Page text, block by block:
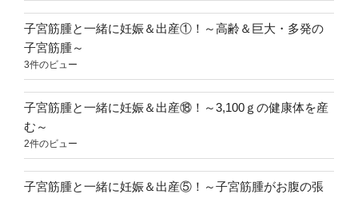
子宮筋腫と一緒に妊娠＆出産①！～高齢＆巨大・多発の
子宮筋腫～
3件のビュー
子宮筋腫と一緒に妊娠＆出産⑱！～3,100ｇの健康体を産
む～
2件のビュー
子宮筋腫と一緒に妊娠＆出産⑤！～子宮筋腫がお腹の張